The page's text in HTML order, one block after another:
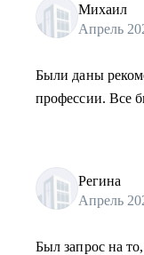
Михаил
Апрель
Были даны
профессии. Все
Регина
Апрель
Был запрос на